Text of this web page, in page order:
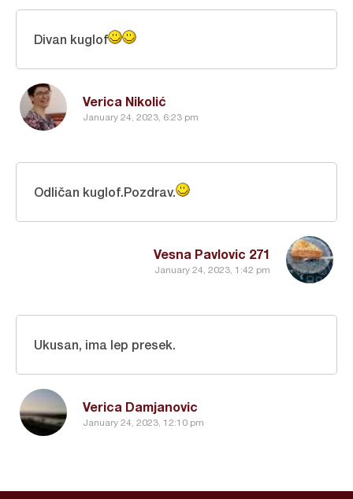
Verica Nikolić
January 24, 2023, 6:23 pm
Divan kuglof
Vesna Pavlovic 271
January 24, 2023, 1:42 pm
Odličan kuglof.Pozdrav.
Verica Damjanovic
January 24, 2023, 12:10 pm
Ukusan, ima lep presek.